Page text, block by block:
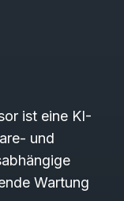
ist eine KI-
und
Wartung